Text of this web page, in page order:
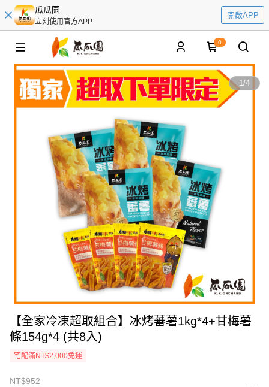
瓜瓜園
立刻使用官方APP
開啟APP
0
1/4
【全家冷凍超取組合】冰烤蕃薯1kg*4+甘梅薯
條154g*4 (共8入)
宅配滿NT$2,000免運
NT$952